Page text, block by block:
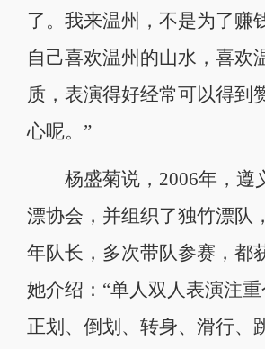
了。我来温州，不是为了赚
自己喜欢温州的山水，喜欢
质，表演得好经常可以得到
心呢。”
杨盛菊说，2006年，遵
漂协会，并组织了独竹漂队
年队长，多次带队参赛，都
她介绍：“单人双人表演注
正划、倒划、转身、滑行、